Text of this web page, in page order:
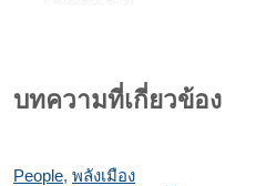
บทความที่เกี่ยวข้อง
People, พลังเมือง